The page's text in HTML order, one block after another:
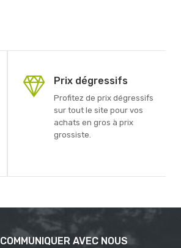
Prix dégressifs
Profitez de prix dégressifs
sur tout le site pour vos
achats en gros à prix
grossiste.
COMMUNIQUER AVEC NOUS